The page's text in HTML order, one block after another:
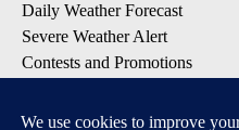
Daily Weather Forecast
Severe Weather Alert
Contests and Promotions